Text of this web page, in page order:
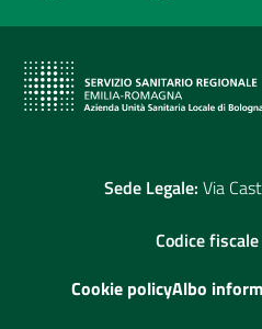
Sede Legale: Via
Codice
Cookie policyAlbo